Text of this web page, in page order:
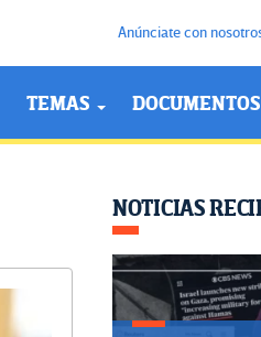
Anúnciate con
TEMAS DOCUMENTOS
NOTICIAS